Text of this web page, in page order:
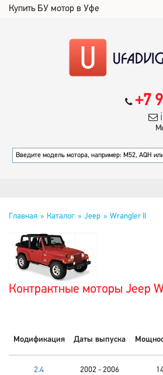
Купить БУ мотор в Уфе
+7
Главная Каталог Jeep Wrangler II
Контрактные моторы Jeep
Модификация Даты выпуска
2.4 2002 - 2006